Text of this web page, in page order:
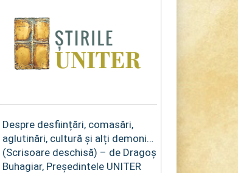
Despre desființări, comasări,
aglutinări, cultură și alți demoni…
(Scrisoare deschisă) – de Dragoș
Buhagiar, Președintele UNITER